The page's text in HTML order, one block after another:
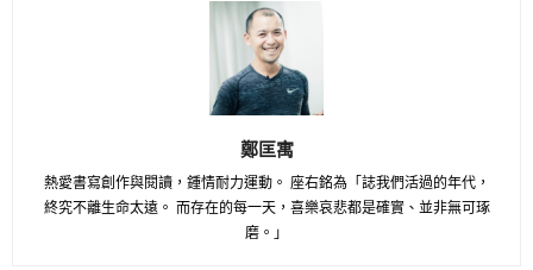
鄭匡寓
熱愛書寫創作與閱讀，鍾情耐力運動。 座右銘為「誌我們活過的年代，
終究不離生命太遠。 而存在的每一天，喜樂哀悲都是確實、並非無可琢
磨。」